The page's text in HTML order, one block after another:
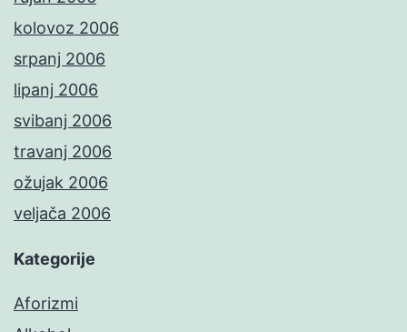
kolovoz 2006
srpanj 2006
lipanj 2006
svibanj 2006
travanj 2006
ožujak 2006
veljača 2006
Kategorije
Aforizmi